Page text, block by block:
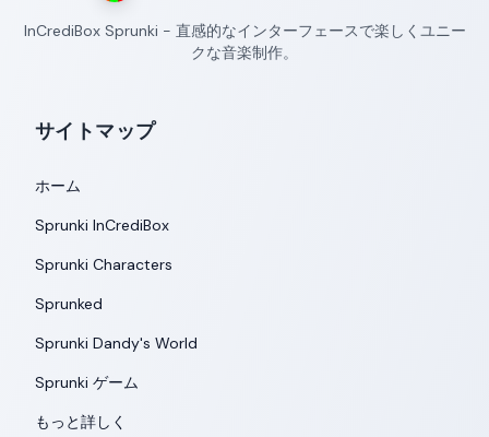
InCrediBox Sprunki - 直感的なインターフェースで楽しくユニー
クな音楽制作。
サイトマップ
ホーム
Sprunki InCrediBox
Sprunki Characters
Sprunked
Sprunki Dandy's World
Sprunki ゲーム
もっと詳しく